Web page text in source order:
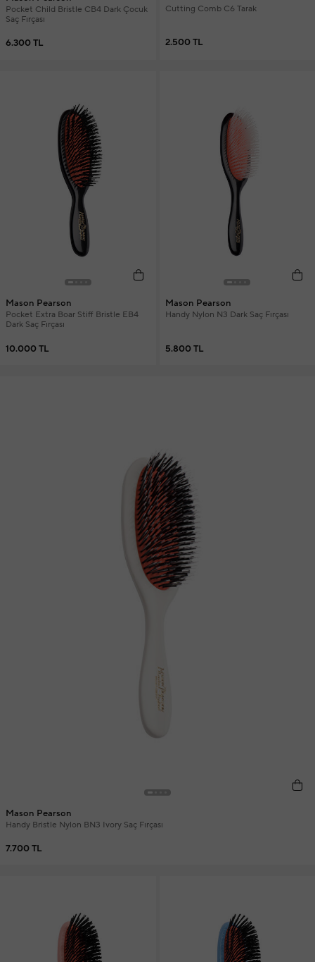
Pocket Child Bristle CB4 Dark Çocuk
Saç Fırçası
6.300 TL
Cutting Comb C6 Tarak
2.500 TL
Mason Pearson
Pocket Extra Boar Stiff Bristle EB4
Dark Saç Fırçası
10.000 TL
Mason Pearson
Handy Nylon N3 Dark Saç Fırçası
5.800 TL
Mason Pearson
Handy Bristle Nylon BN3 Ivory Saç Fırçası
7.700 TL